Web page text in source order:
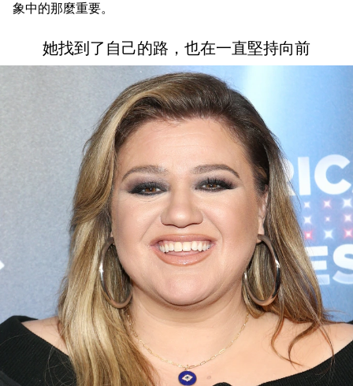
象中的那麼重要。
她找到了自己的路，也在一直堅持向前